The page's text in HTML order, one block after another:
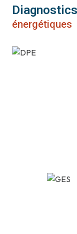
Diagnostics
énergétiques